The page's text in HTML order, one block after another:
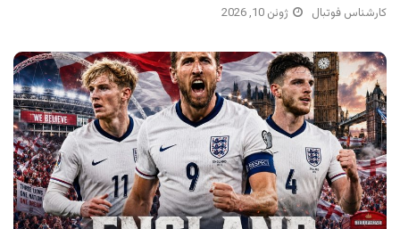
کارشناس فوتبال ژوئن 10, 2026